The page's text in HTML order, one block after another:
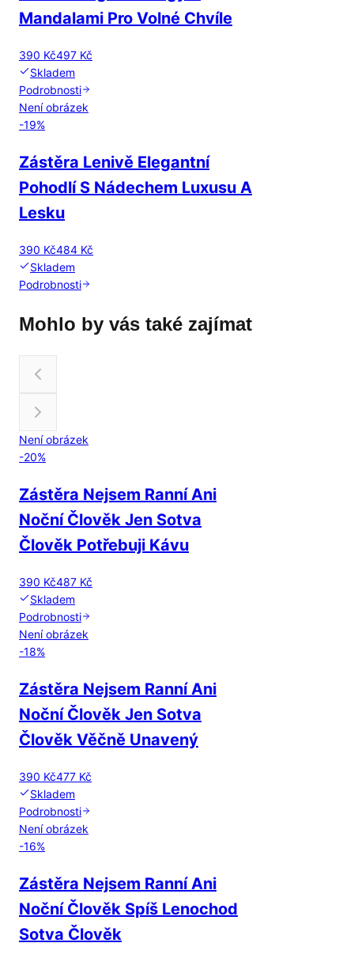
Mandalami Pro Volné Chvíle
390 Kč497 Kč
Skladem
Podrobnosti
Není obrázek
-19%
Zástěra Lenivě Elegantní
Pohodlí S Nádechem Luxusu A
Lesku
390 Kč484 Kč
Skladem
Podrobnosti
Mohlo by vás také zajímat
Není obrázek
-20%
Zástěra Nejsem Ranní Ani
Noční Člověk Jen Sotva
Člověk Potřebuji Kávu
390 Kč487 Kč
Skladem
Podrobnosti
Není obrázek
-18%
Zástěra Nejsem Ranní Ani
Noční Člověk Jen Sotva
Člověk Věčně Unavený
390 Kč477 Kč
Skladem
Podrobnosti
Není obrázek
-16%
Zástěra Nejsem Ranní Ani
Noční Člověk Spíš Lenochod
Sotva Člověk